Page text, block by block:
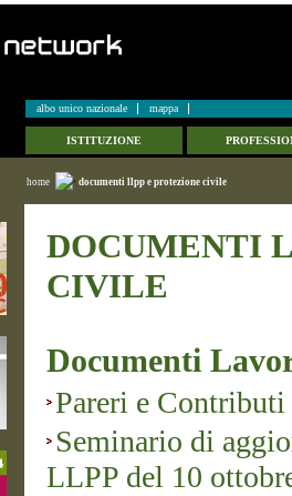
albo unico nazionale mappa
ISTITUZIONE
home documenti llpp e protezione civile
DOCUMENTI
CIVILE
Documenti
Pareri e Contributi
Seminario di
LLPP del 10